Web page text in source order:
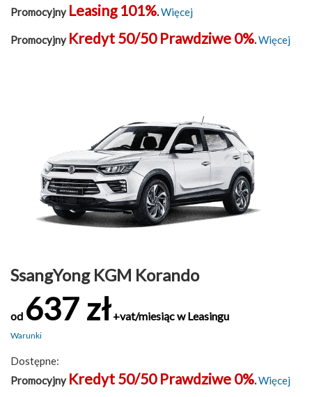
Promocyjny Leasing 101%.Więcej
Promocyjny Kredyt 50/50 Prawdziwe 0%.Więcej
SsangYong KGM Korando
od 637 zł +vat/miesiąc w Leasingu
Warunki
Dostępne:
Promocyjny Kredyt 50/50 Prawdziwe 0%.Więcej